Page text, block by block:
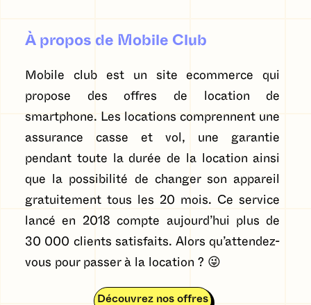
À propos de Mobile Club
Mobile club est un site ecommerce qui
propose des offres de location de
smartphone. Les locations comprennent une
assurance casse et vol, une garantie
pendant toute la durée de la location ainsi
que la possibilité de changer son appareil
gratuitement tous les 20 mois. Ce service
lancé en 2018 compte aujourd’hui plus de
30 000 clients satisfaits. Alors qu’attendez-
vous pour passer à la location ? 😜
Découvrez nos offres